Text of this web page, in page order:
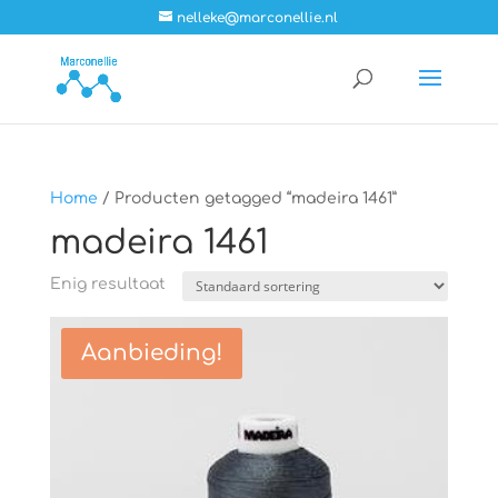
nelleke@marconellie.nl
Home / Producten getagged “madeira 1461”
madeira 1461
Enig resultaat
Aanbieding!